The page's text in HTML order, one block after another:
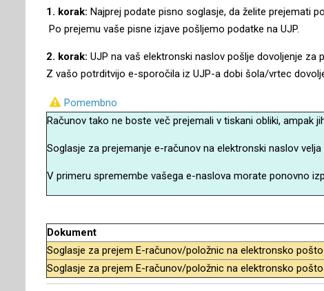
1. korak: Najprej podate pisno soglasje, da želite prejemati
Po prejemu vaše pisne izjave pošljemo podatke na UJP.
2. korak: UJP na vaš elektronski naslov pošlje dovoljenje za
Z vašo potrditvijo e-sporočila iz UJP-a dobi šola/vrtec
Pomembno
Računov tako ne boste več prejemali v tiskani obliki, ampak
Soglasje za prejemanje e-računov na elektronski naslov
V primeru spremembe vašega e-naslova morate ponovno
Dokument
Soglasje za prejem E-računov/položnic na elektronsko
Soglasje za prejem E-računov/položnic na elektronsko